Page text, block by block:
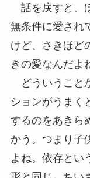
話を戻すと、
無条件に愛され
けど、さきほど
きの愛なんだよ
どういうこと
ションがうまく
するのをあきら
かう。つまり子
よね。依存とい